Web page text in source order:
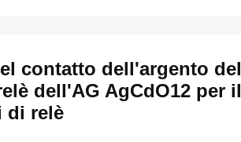
contatto dell'argento del
dell'AG AgCdO12 per il
di relè